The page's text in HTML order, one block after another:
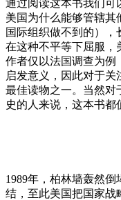
通过阅读这本书我们可
美国为什么能够管辖其
国际组织做不到的）
在这种不平等下屈服，
作者仅以法国调查为例
启发意义，因此对于
最佳读物之一。当然对
史的人来说，这本书都
1989年，柏林墙轰然
结，至此美国把国家战